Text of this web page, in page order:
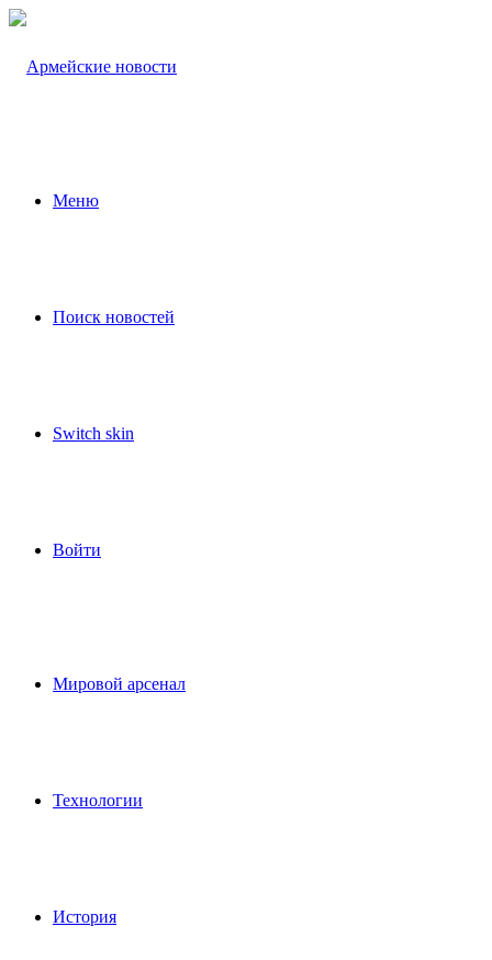
Меню
Поиск новостей
Switch skin
Войти
Мировой арсенал
Технологии
История